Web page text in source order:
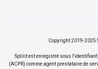
Copyright 2019-2025
Spliiit est enregistré sous l'identifiant
(ACPR) comme agent prestataire de